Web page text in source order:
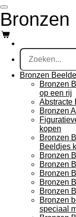
Ga
direct
naar
de
hoofdinhoud
Bronzen
Bronzen
Bronzen
op een rij
Abstracte
Bronzen
kopen
Bronzen
Beeldjes
Bronzen
Bronzen
Bronzen
Bronzen
Bronzen
Bronzen
speciaal